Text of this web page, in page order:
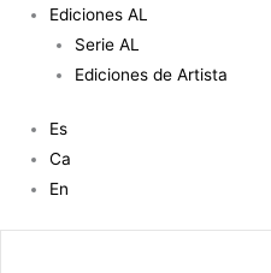
Ediciones AL
Serie AL
Ediciones de Artista
Es
Ca
En